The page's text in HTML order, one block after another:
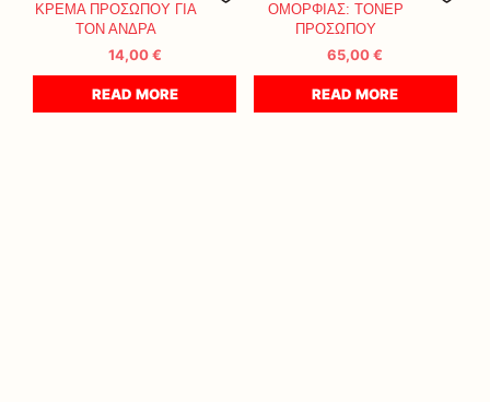
ΚΡΕΜΑ ΠΡΟΣΩΠΟΥ ΓΙΑ
ΤΟΝ ΑΝΔΡΑ
14,00€
READ MORE
ΟΜΟΡΦΙΑΣ: ΤΟΝΕΡ
ΠΡΟΣΩΠΟΥ
65,00€
READ MORE